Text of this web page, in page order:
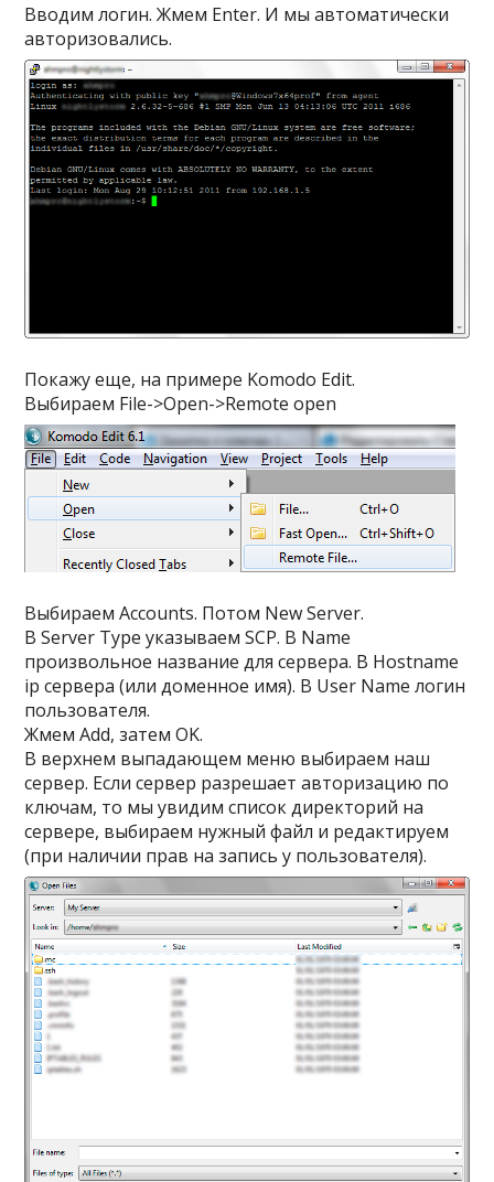
Вводим логин. Жмем Enter. И мы автоматически
авторизовались.
Покажу еще, на примере Komodo Edit.
Выбираем File->Open->Remote open
ВыбираемAccounts. Потом New Server.
ВServer Type указываемSCP. В Name
произвольное название для сервера. В Hostname
ip сервера (или доменное имя). В User Name логин
пользователя.
ЖмемAdd, затемOK.
В верхнем выпадающем меню выбираем наш
сервер. Если сервер разрешает авторизацию по
ключам, то мы увидим список директорий на
сервере, выбираем нужный файл и редактируем
(при наличии прав на запись у пользователя).